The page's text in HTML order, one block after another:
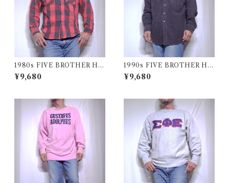
1980s FIVE BROTHER He
avy Flannel Shirt / ブロック
チェック バッファロー ヘビー
¥9,680
1990s FIVE BROTHER He
avy Flannel Shirt CHAMOI
S CLOTH Black USA / ファ
¥9,680